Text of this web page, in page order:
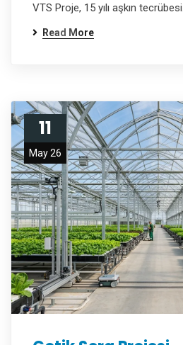
VTS Proje, 15 yılı aşkın tecrübesi…
Read More
11
May 26